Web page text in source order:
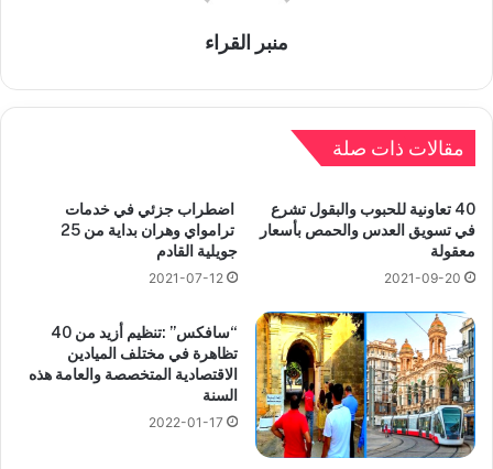
منبر القراء
مقالات ذات صلة
40 تعاونية للحبوب والبقول تشرع
في تسويق العدس والحمص بأسعار
معقولة
2021-09-20
اضطراب جزئي في خدمات
ترامواي وهران بداية من 25
جويلية القادم
2021-07-12
“سافكس” :تنظيم أزيد من 40
تظاهرة في مختلف الميادين
الاقتصادية المتخصصة والعامة هذه
السنة
2022-01-17